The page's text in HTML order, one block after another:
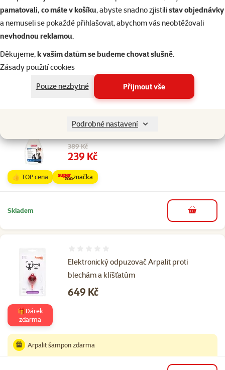
pamatovali, co máte v košíku, abyste snadno zjistilistav objednávky
a nemuseli se pokaždé přihlašovat, abychom vás neobtěžovali
nevhodnou reklamou.
Děkujeme,k vašim datům se budeme chovat slušně.
Zásady použití cookies
Pouze nezbytné
Přijmout vše
Podrobné nastavení
Velikost psa
Miniaturní, Malý, Střední, Velký, Obří
Štěně, Dospělý, Senior
Stáří kočky
Kotě, Dospělá kočka, Starší kočka
Značka
TRIXIE
Katalogové číslo
EAN
4011905023816
Podobné produkty
Beaphar IMMO Shield sprej 250 ml
Hodnocení 95%, počet hodnocení: 4
Původní cena
389 Kč
Cena
239 Kč
👍 TOP cena značka
Skladem do košíku
Elektronický odpuzovač Arpalit proti
blechám a klíšťatům
Cena
649 Kč
🎁Dárek
zdarma
Arpalit šampon zdarma